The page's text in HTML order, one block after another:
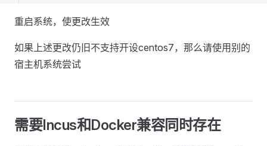
重启系统，使更改生效
如果上述更改仍旧不支持开设centos7，那么请使用别的
宿主机系统尝试
需要Incus和Docker兼容同时存在